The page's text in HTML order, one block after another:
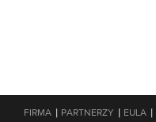
FIRMA | PARTNERZY | EULA |